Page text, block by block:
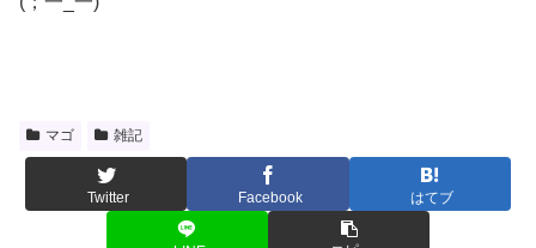
マゴ 雑記
Twitter Facebook はてブ